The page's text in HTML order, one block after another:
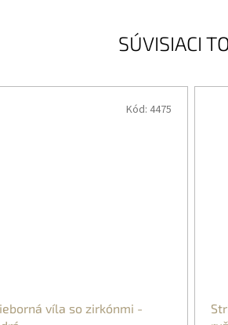
SÚVISIACI
víla so zirkónmi -
Kód: 4475